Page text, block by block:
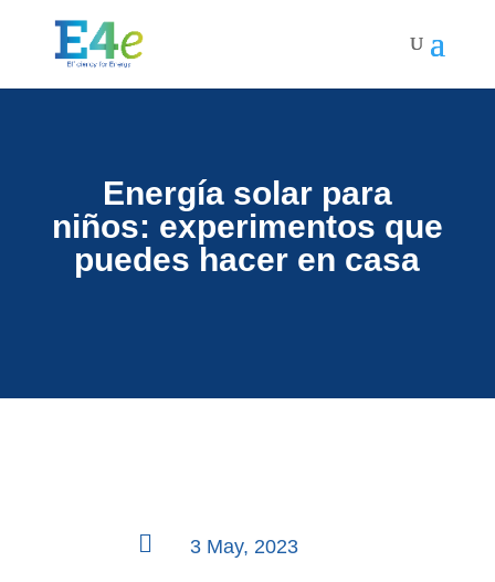
Energía solar para
niños: experimentos que
puedes hacer en casa
 3 May, 2023